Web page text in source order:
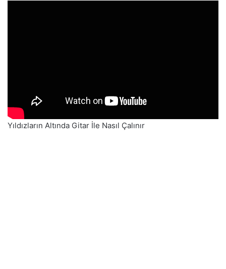
Yıldızların Altında Gitar İle Nasıl Çalınır